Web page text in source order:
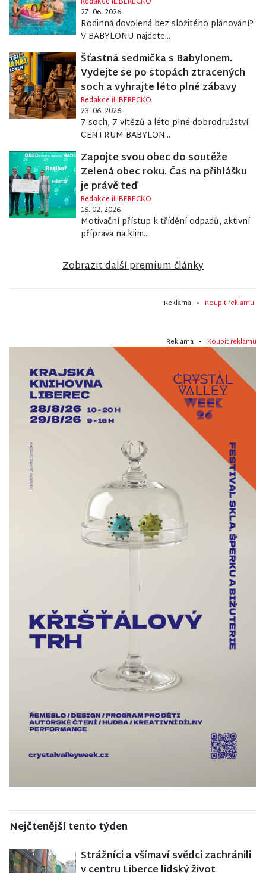
27. 06. 2026
Rodinná dovolená bez složitého plánování?
V BABYLONU najdete...
Šťastná sedmička s Babylonem.
Vydejte se po stopách ztracených
soch a vyhrajte léto plné zábavy
Redakce iLIBERECKO
23. 06. 2026
7 soch, 7 vítězů a léto plné dobrodružství.
CENTRUM BABYLON...
Zapojte svou obec do soutěže
Zelená obec roku. Čas na přihlášku
je právě teď
Redakce iLIBERECKO
16. 02. 2026
Motivační přístup k třídění odpadů, aktivní
příprava na klim...
Zobrazit další premium články
Reklama • Koupit reklamu
Reklama • Koupit reklamu
Nejčtenější tento týden
Strážníci a všímaví svědci zachránili